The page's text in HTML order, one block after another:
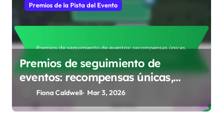
Premios de la Pista del Evento
Premios de seguimiento de
eventos: recompensas únicas,
planificación de reclamaciones,
gestión de premios
Fiona Caldwell Mar 3, 2026